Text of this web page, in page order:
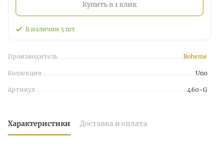
Купить в 1 клик
В наличии 5 шт
Производитель Boheme
Коллекция Uno
Артикул 460-G
Характеристики Доставка и оплата